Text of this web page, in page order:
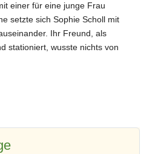
einer für eine junge Frau
setzte sich Sophie Scholl mit
Ihr Freund, als
stationiert, wusste nichts von